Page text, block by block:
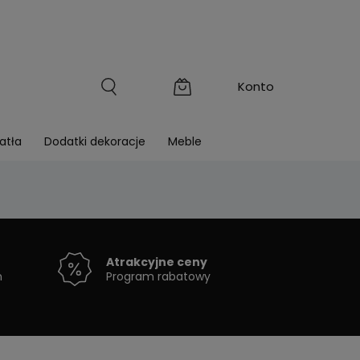
Dodatki dekoracje Meble
Atrakcyjne ceny
Program rabatowy